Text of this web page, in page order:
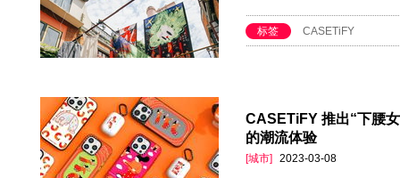
标签 CASETiFY
CASETiFY 推出“下腰
的潮流体验
[城市] 2023-03-08